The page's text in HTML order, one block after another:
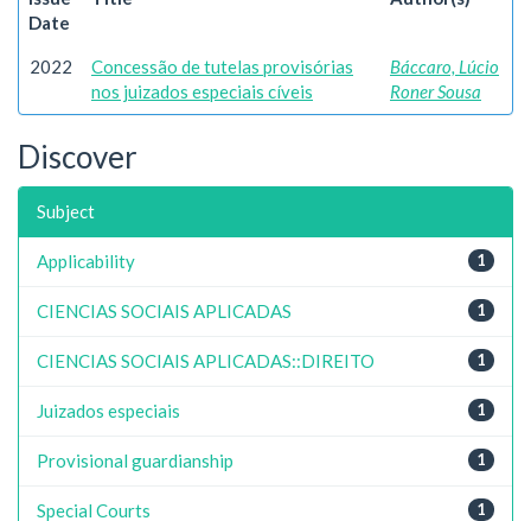
Date
2022
Concessão de tutelas provisórias
nos juizados especiais cíveis
Báccaro, Lúcio
Roner Sousa
Discover
Subject
1
Applicability
1
CIENCIAS SOCIAIS APLICADAS
1
CIENCIAS SOCIAIS APLICADAS::DIREITO
1
Juizados especiais
1
Provisional guardianship
1
Special Courts